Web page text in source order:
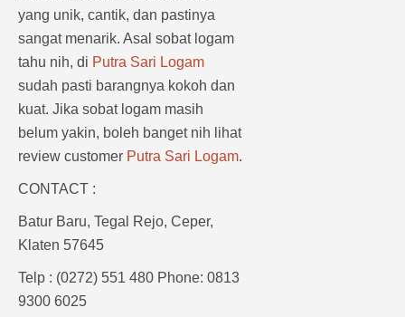
yang unik, cantik, dan pastinya
sangat menarik. Asal sobat logam
tahu nih, di Putra Sari Logam
sudah pasti barangnya kokoh dan
kuat. Jika sobat logam masih
belum yakin, boleh banget nih lihat
review customer Putra Sari Logam.
CONTACT :
Batur Baru, Tegal Rejo, Ceper,
Klaten 57645
Telp : (0272) 551 480 Phone: 0813
9300 6025